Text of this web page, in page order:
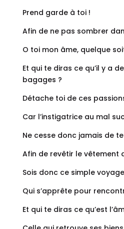
Prend garde à toi !
Afin de ne pas sombrer
O toi mon âme, quelque
Et qui te diras ce qu’il y a
bagages ?
Détache toi de ces
Car l’instigatrice au mal
Ne cesse donc jamais de
Afin de revêtir le vêtement
Sois donc ce simple
Qui s’apprête pour
Et qui te diras ce qu’est